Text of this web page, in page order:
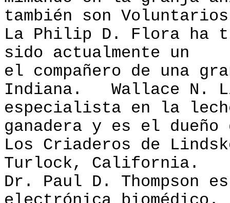
también son
La Philip D. Flora ha
sido actualmente un
el compañero de una
Indiana. Wallace N.
especialista en la
ganadera y es el dueño
Los Criaderos de
Turlock, California.
Dr. Paul D. Thompson